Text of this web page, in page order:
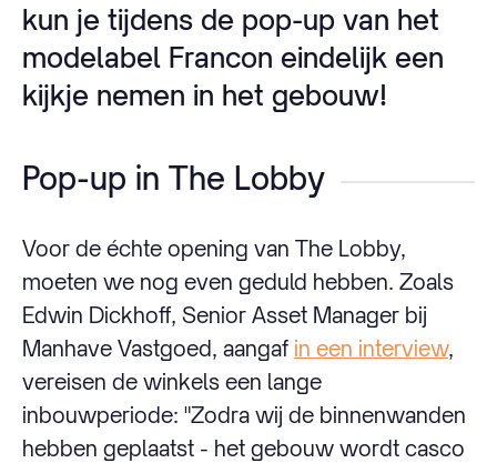
kun je tijdens de pop-up van het
modelabel Francon eindelijk een
kijkje nemen in het gebouw!
Pop-up in The Lobby
Voor de échte opening van The Lobby,
moeten we nog even geduld hebben. Zoals
Edwin Dickhoff, Senior Asset Manager bij
Manhave Vastgoed, aangaf in een interview,
vereisen de winkels een lange
inbouwperiode: "Zodra wij de binnenwanden
hebben geplaatst - het gebouw wordt casco